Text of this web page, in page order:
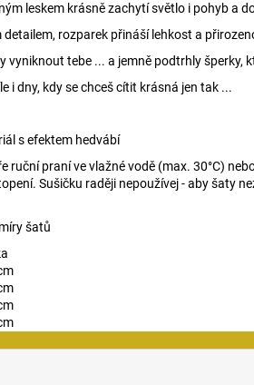
leskem krásně zachytí světlo i pohyb a
rozparek přináší lehkost a
vyniknout tebe ... a jemně podtrhly šperky,
i dny, kdy se chceš cítit krásná jen tak ...
s efektem hedvábí
ruční praní ve vlažné vodě (max. 30°C)
Sušičku raději nepoužívej - aby šaty
šatů